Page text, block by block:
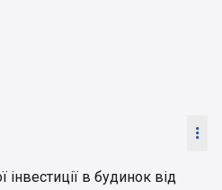

в будинок від